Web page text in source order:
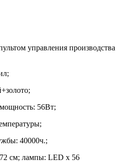
управления производства
56Вт;
40000ч.;
см; лампы: LED х 56